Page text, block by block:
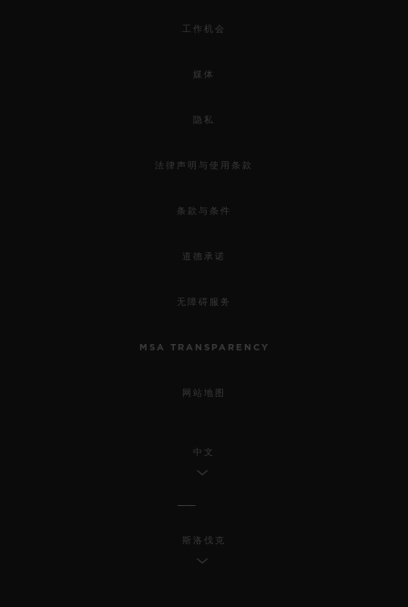
工作机会
媒体
隐私
法律声明与使用条款
条款与条件
道德承诺
无障碍服务
MSA TRANSPARENCY
网站地图
中文
斯洛伐克